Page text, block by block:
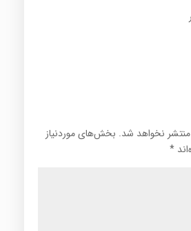
نخواهد شد. بخش‌های موردنیاز
*